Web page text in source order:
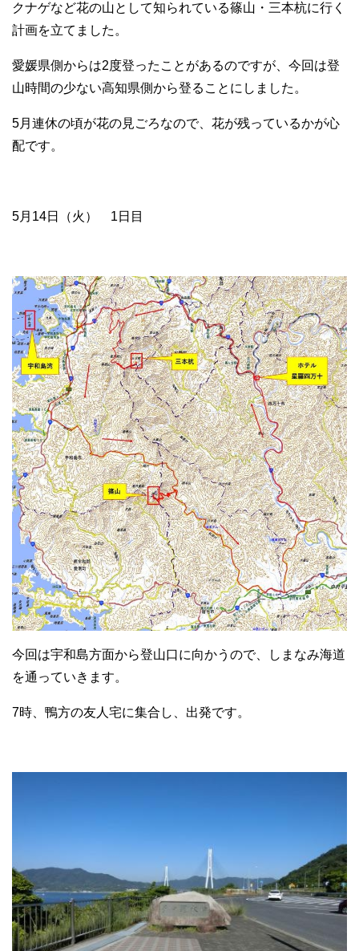
クナゲなど花の山として知られている篠山・三本杭に行く
計画を立てました。
愛媛県側からは2度登ったことがあるのですが、今回は登
山時間の少ない高知県側から登ることにしました。
5月連休の頃が花の見ごろなので、花が残っているかが心
配です。
5月14日（火） 1日目
今回は宇和島方面から登山口に向かうので、しまなみ海道
を通っていきます。
7時、鴨方の友人宅に集合し、出発です。